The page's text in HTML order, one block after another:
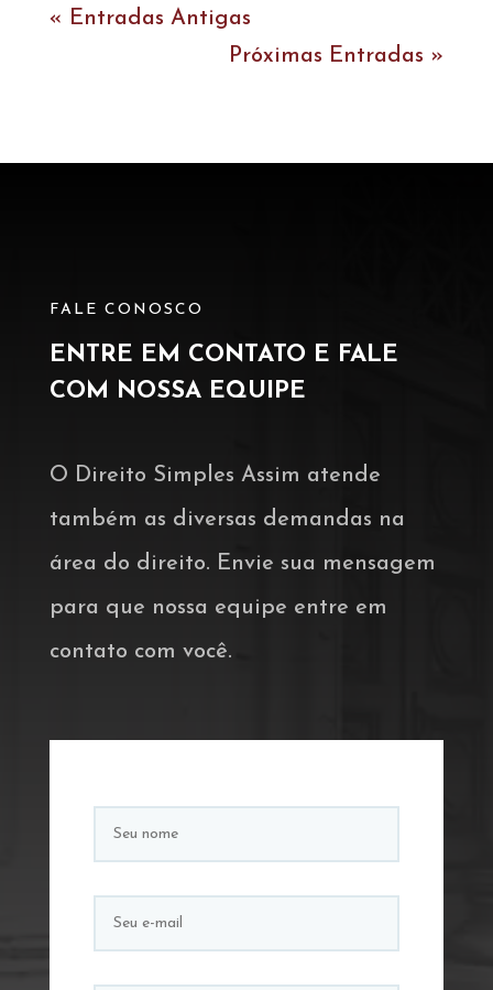
« Entradas Antigas
Próximas Entradas »
FALE CONOSCO
ENTRE EM CONTATO E FALE
COM NOSSA EQUIPE
O Direito Simples Assim atende
também as diversas demandas na
área do direito. Envie sua mensagem
para que nossa equipe entre em
contato com você.